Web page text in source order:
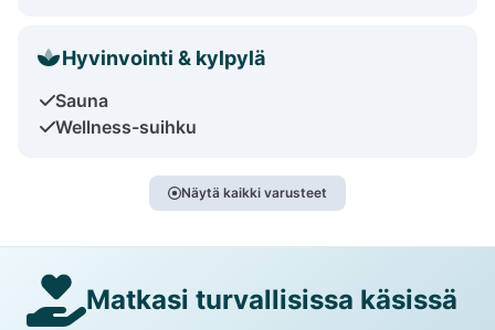
Hyvinvointi & kylpylä
Sauna
Wellness-suihku
Näytä kaikki varusteet
Matkasi turvallisissa käsissä